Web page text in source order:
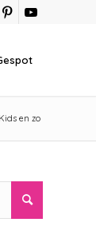
Kids en zo